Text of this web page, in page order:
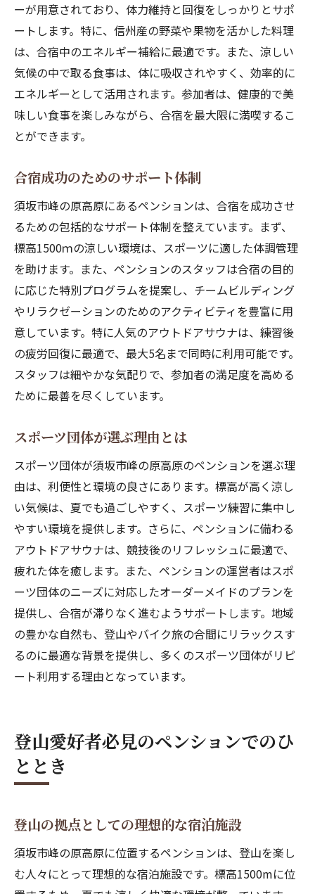
ーが用意されており、体力維持と回復をしっかりとサポ
ートします。特に、信州産の野菜や果物を活かした料理
は、合宿中のエネルギー補給に最適です。また、涼しい
気候の中で取る食事は、体に吸収されやすく、効率的に
エネルギーとして活用されます。参加者は、健康的で美
味しい食事を楽しみながら、合宿を最大限に満喫するこ
とができます。
合宿成功のためのサポート体制
須坂市峰の原高原にあるペンションは、合宿を成功させ
るための包括的なサポート体制を整えています。まず、
標高1500ｍの涼しい環境は、スポーツに適した体調管理
を助けます。また、ペンションのスタッフは合宿の目的
に応じた特別プログラムを提案し、チームビルディング
やリラクゼーションのためのアクティビティを豊富に用
意しています。特に人気のアウトドアサウナは、練習後
の疲労回復に最適で、最大5名まで同時に利用可能です。
スタッフは細やかな気配りで、参加者の満足度を高める
ために最善を尽くしています。
スポーツ団体が選ぶ理由とは
スポーツ団体が須坂市峰の原高原のペンションを選ぶ理
由は、利便性と環境の良さにあります。標高が高く涼し
い気候は、夏でも過ごしやすく、スポーツ練習に集中し
やすい環境を提供します。さらに、ペンションに備わる
アウトドアサウナは、競技後のリフレッシュに最適で、
疲れた体を癒します。また、ペンションの運営者はスポ
ーツ団体のニーズに対応したオーダーメイドのプランを
提供し、合宿が滞りなく進むようサポートします。地域
の豊かな自然も、登山やバイク旅の合間にリラックスす
るのに最適な背景を提供し、多くのスポーツ団体がリピ
ート利用する理由となっています。
登山愛好者必見のペンションでのひ
ととき
登山の拠点としての理想的な宿泊施設
須坂市峰の原高原に位置するペンションは、登山を楽し
む人々にとって理想的な宿泊施設です。標高1500mに位